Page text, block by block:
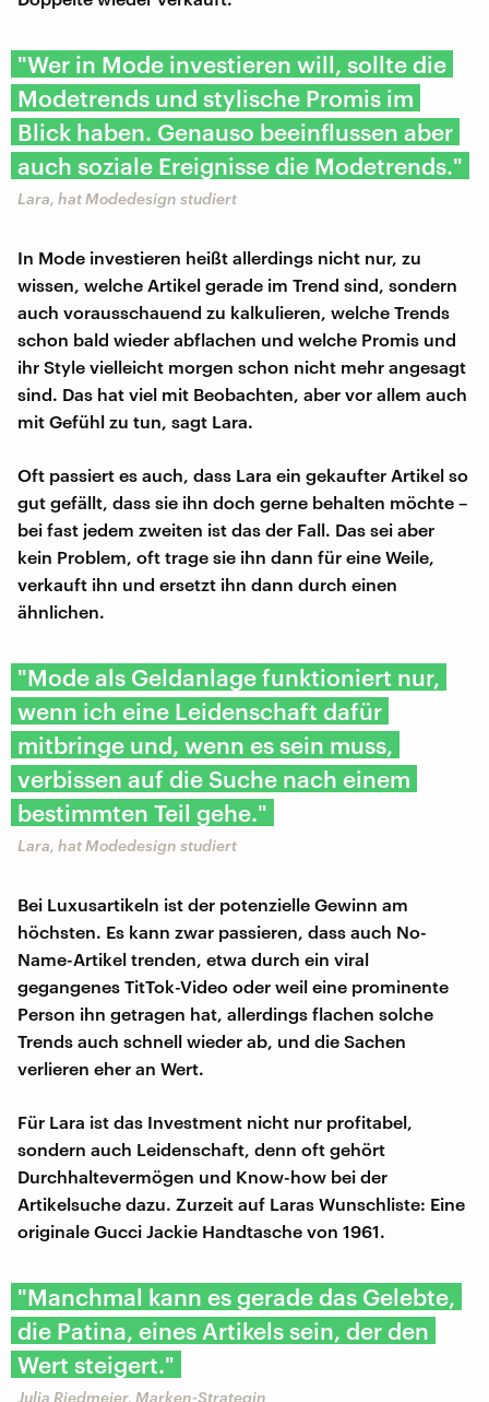
"Wer in Mode investieren will, sollte die
Modetrends und stylische Promis im
Blick haben. Genauso beeinflussen aber
auch soziale Ereignisse die Modetrends."
Lara, hat Modedesign studiert
In Mode investieren heißt allerdings nicht nur, zu
wissen, welche Artikel gerade im Trend sind, sondern
auch vorausschauend zu kalkulieren, welche Trends
schon bald wieder abflachen und welche Promis und
ihr Style vielleicht morgen schon nicht mehr angesagt
sind. Das hat viel mit Beobachten, aber vor allem auch
mit Gefühl zu tun, sagt Lara.
Oft passiert es auch, dass Lara ein gekaufter Artikel so
gut gefällt, dass sie ihn doch gerne behalten möchte –
bei fast jedem zweiten ist das der Fall. Das sei aber
kein Problem, oft trage sie ihn dann für eine Weile,
verkauft ihn und ersetzt ihn dann durch einen
ähnlichen.
"Mode als Geldanlage funktioniert nur,
wenn ich eine Leidenschaft dafür
mitbringe und, wenn es sein muss,
verbissen auf die Suche nach einem
bestimmten Teil gehe."
Lara, hat Modedesign studiert
Bei Luxusartikeln ist der potenzielle Gewinn am
höchsten. Es kann zwar passieren, dass auch No-
Name-Artikel trenden, etwa durch ein viral
gegangenes TitTok-Video oder weil eine prominente
Person ihn getragen hat, allerdings flachen solche
Trends auch schnell wieder ab, und die Sachen
verlieren eher an Wert.
Für Lara ist das Investment nicht nur profitabel,
sondern auch Leidenschaft, denn oft gehört
Durchhaltevermögen und Know-how bei der
Artikelsuche dazu. Zurzeit auf Laras Wunschliste: Eine
originale Gucci Jackie Handtasche von 1961.
"Manchmal kann es gerade das Gelebte,
die Patina, eines Artikels sein, der den
Wert steigert."
Julia Riedmeier, Marken-Strategin